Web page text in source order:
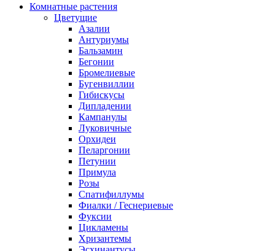
Комнатные растения
Цветущие
Азалии
Антуриумы
Бальзамин
Бегонии
Бромелиевые
Бугенвиллии
Гибискусы
Дипладении
Кампанулы
Луковичные
Орхидеи
Пеларгонии
Петунии
Примула
Розы
Спатифиллумы
Фиалки / Геснериевые
Фуксии
Цикламены
Хризантемы